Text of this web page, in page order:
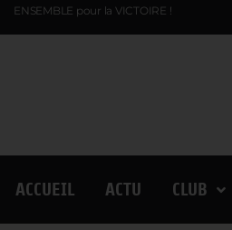
ENSEMBLE pour la VICTOIRE !
ACCUEIL ACTU CLUB